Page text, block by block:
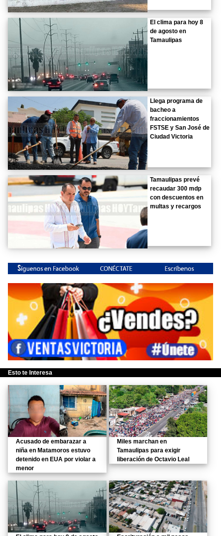
El clima para hoy 8
de agosto en
Tamaulipas
Llega programa de
bacheo a
fraccionamientos
FSTSE y San José de
Ciudad Victoria
Tamaulipas prevé
recaudar 300 mdp
con descuentos en
multas y recargos
Esto te Interesa
Acusado de embarazar a
niña en Matamoros estuvo
detenido en EUA por violar a
menor
Miles marchan en
Tamaulipas para exigir
liberación de Octavio Leal